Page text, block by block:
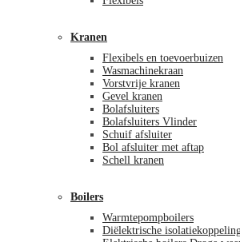
Kranen
Flexibels en toevoerbuizen
Wasmachinekraan
Vorstvrije kranen
Gevel kranen
Bolafsluiters
Bolafsluiters Vlinder
Schuif afsluiter
Bol afsluiter met aftap
Schell kranen
Boilers
Warmtepompboilers
Diëlektrische